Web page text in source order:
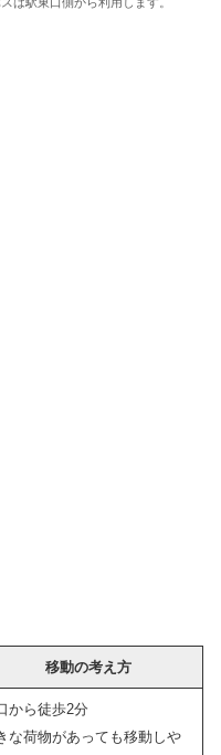
移動の考え方
から徒歩2分
な荷物があっても移動しや